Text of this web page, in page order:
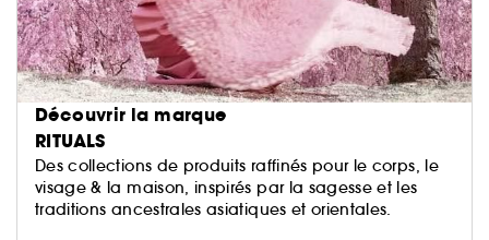
Découvrir la marque
RITUALS
Des collections de produits raffinés pour le corps, le
visage & la maison, inspirés par la sagesse et les
traditions ancestrales asiatiques et orientales.